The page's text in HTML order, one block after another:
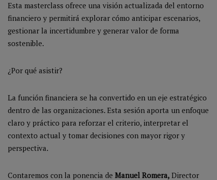
Esta masterclass ofrece una visión actualizada del entorno
financiero y permitirá explorar cómo anticipar escenarios,
gestionar la incertidumbre y generar valor de forma
sostenible.
¿Por qué asistir?
La función financiera se ha convertido en un eje estratégico
dentro de las organizaciones. Esta sesión aporta un enfoque
claro y práctico para reforzar el criterio, interpretar el
contexto actual y tomar decisiones con mayor rigor y
perspectiva.
Contaremos con la ponencia de Manuel Romera, Director